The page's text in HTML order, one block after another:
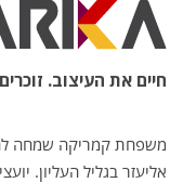
חיים את העיצוב.
משפחת קמריקה שמחה
אליעזר בגליל העליון.